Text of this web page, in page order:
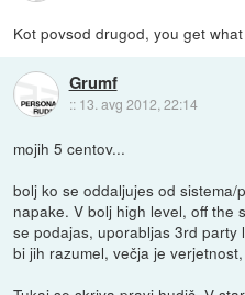
Kot povsod drugod, you get
Grumf
:: 13. avg 2012, 22:14
mojih 5 centov...
bolj ko se oddaljujes od
napake. V bolj high level, off the
se podajas, uporabljas 3rd
bi jih razumel, večja je